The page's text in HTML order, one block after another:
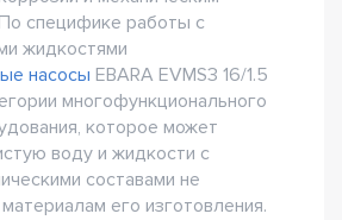
специфике работы с
жидкостями
насосы EBARA EVMS3 16/1.5
многофункционального
которое может
воду и жидкости с
составами не
его изготовления.